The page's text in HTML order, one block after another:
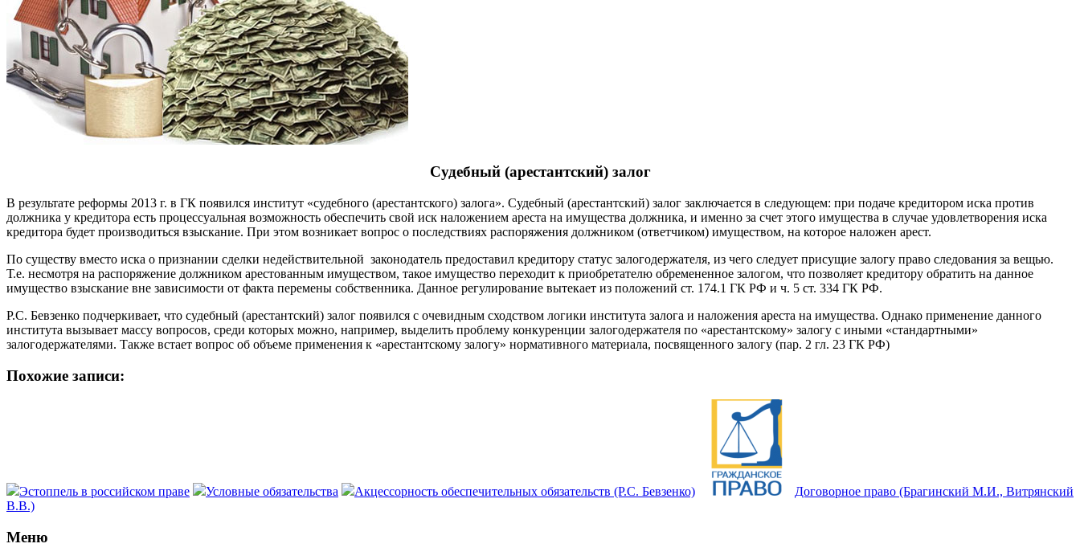
Судебный (арестантский) залог
В результате реформы 2013 г. в ГК появился институт «судебного (арестантского) залога». Судебный (арестантский) залог заключается в следующем: при подаче кредитором иска против
должника у кредитора есть процессуальная возможность обеспечить свой иск наложением ареста на имущества должника, и именно за счет этого имущества в случае удовлетворения иска
кредитора будет производиться взыскание. При этом возникает вопрос о последствиях распоряжения должником (ответчиком) имуществом, на которое наложен арест.
По существу вместо иска о признании сделки недействительной законодатель предоставил кредитору статус залогодержателя, из чего следует присущие залогу право следования за вещью.
Т.е. несмотря на распоряжение должником арестованным имуществом, такое имущество переходит к приобретателю обремененное залогом, что позволяет кредитору обратить на данное
имущество взыскание вне зависимости от факта перемены собственника. Данное регулирование вытекает из положений ст. 174.1 ГК РФ и ч. 5 ст. 334 ГК РФ.
Р.С. Бевзенко подчеркивает, что судебный (арестантский) залог появился с очевидным сходством логики института залога и наложения ареста на имущества. Однако применение данного
института вызывает массу вопросов, среди которых можно, например, выделить проблему конкуренции залогодержателя по «арестантскому» залогу с иными «стандартными»
залогодержателями. Также встает вопрос об объеме применения к «арестантскому залогу» нормативного материала, посвященного залогу (пар. 2 гл. 23 ГК РФ)
Похожие записи:
Эстоппель в российском праве Условные обязательства Акцессорность обеспечительных обязательств (Р.С. Бевзенко)
Договорное право (Брагинский М.И., Витрянский
В.В.)
Меню